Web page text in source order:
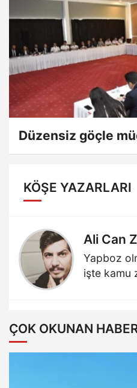
Düzensiz göçle
KÖŞE YAZARLARI
Ali Can
Yapboz
işte kamu
ÇOK OKUNAN